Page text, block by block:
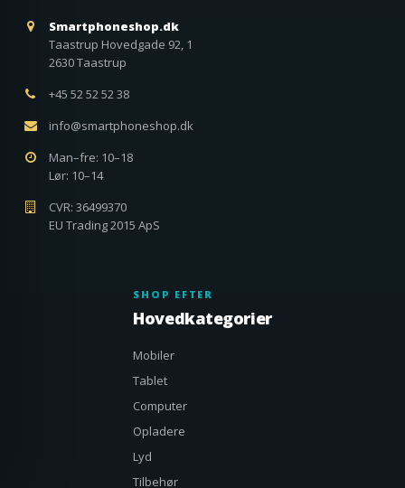
Smartphoneshop.dk
Taastrup Hovedgade 92, 1
2630 Taastrup
+45 52 52 52 38
info@smartphoneshop.dk
Man–fre: 10–18
Lør: 10–14
CVR: 36499370
EU Trading 2015 ApS
SHOP EFTER
Hovedkategorier
Mobiler
Tablet
Computer
Opladere
Lyd
Tilbehør